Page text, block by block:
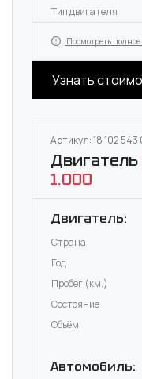
Тип двигателя
Посмотреть
Узнать
Артикул: 18 102 543
Двигатель
1.000
Двигатель:
Страна
Год
Пробег (км.)
Состояние
Объём
Автомобиль: